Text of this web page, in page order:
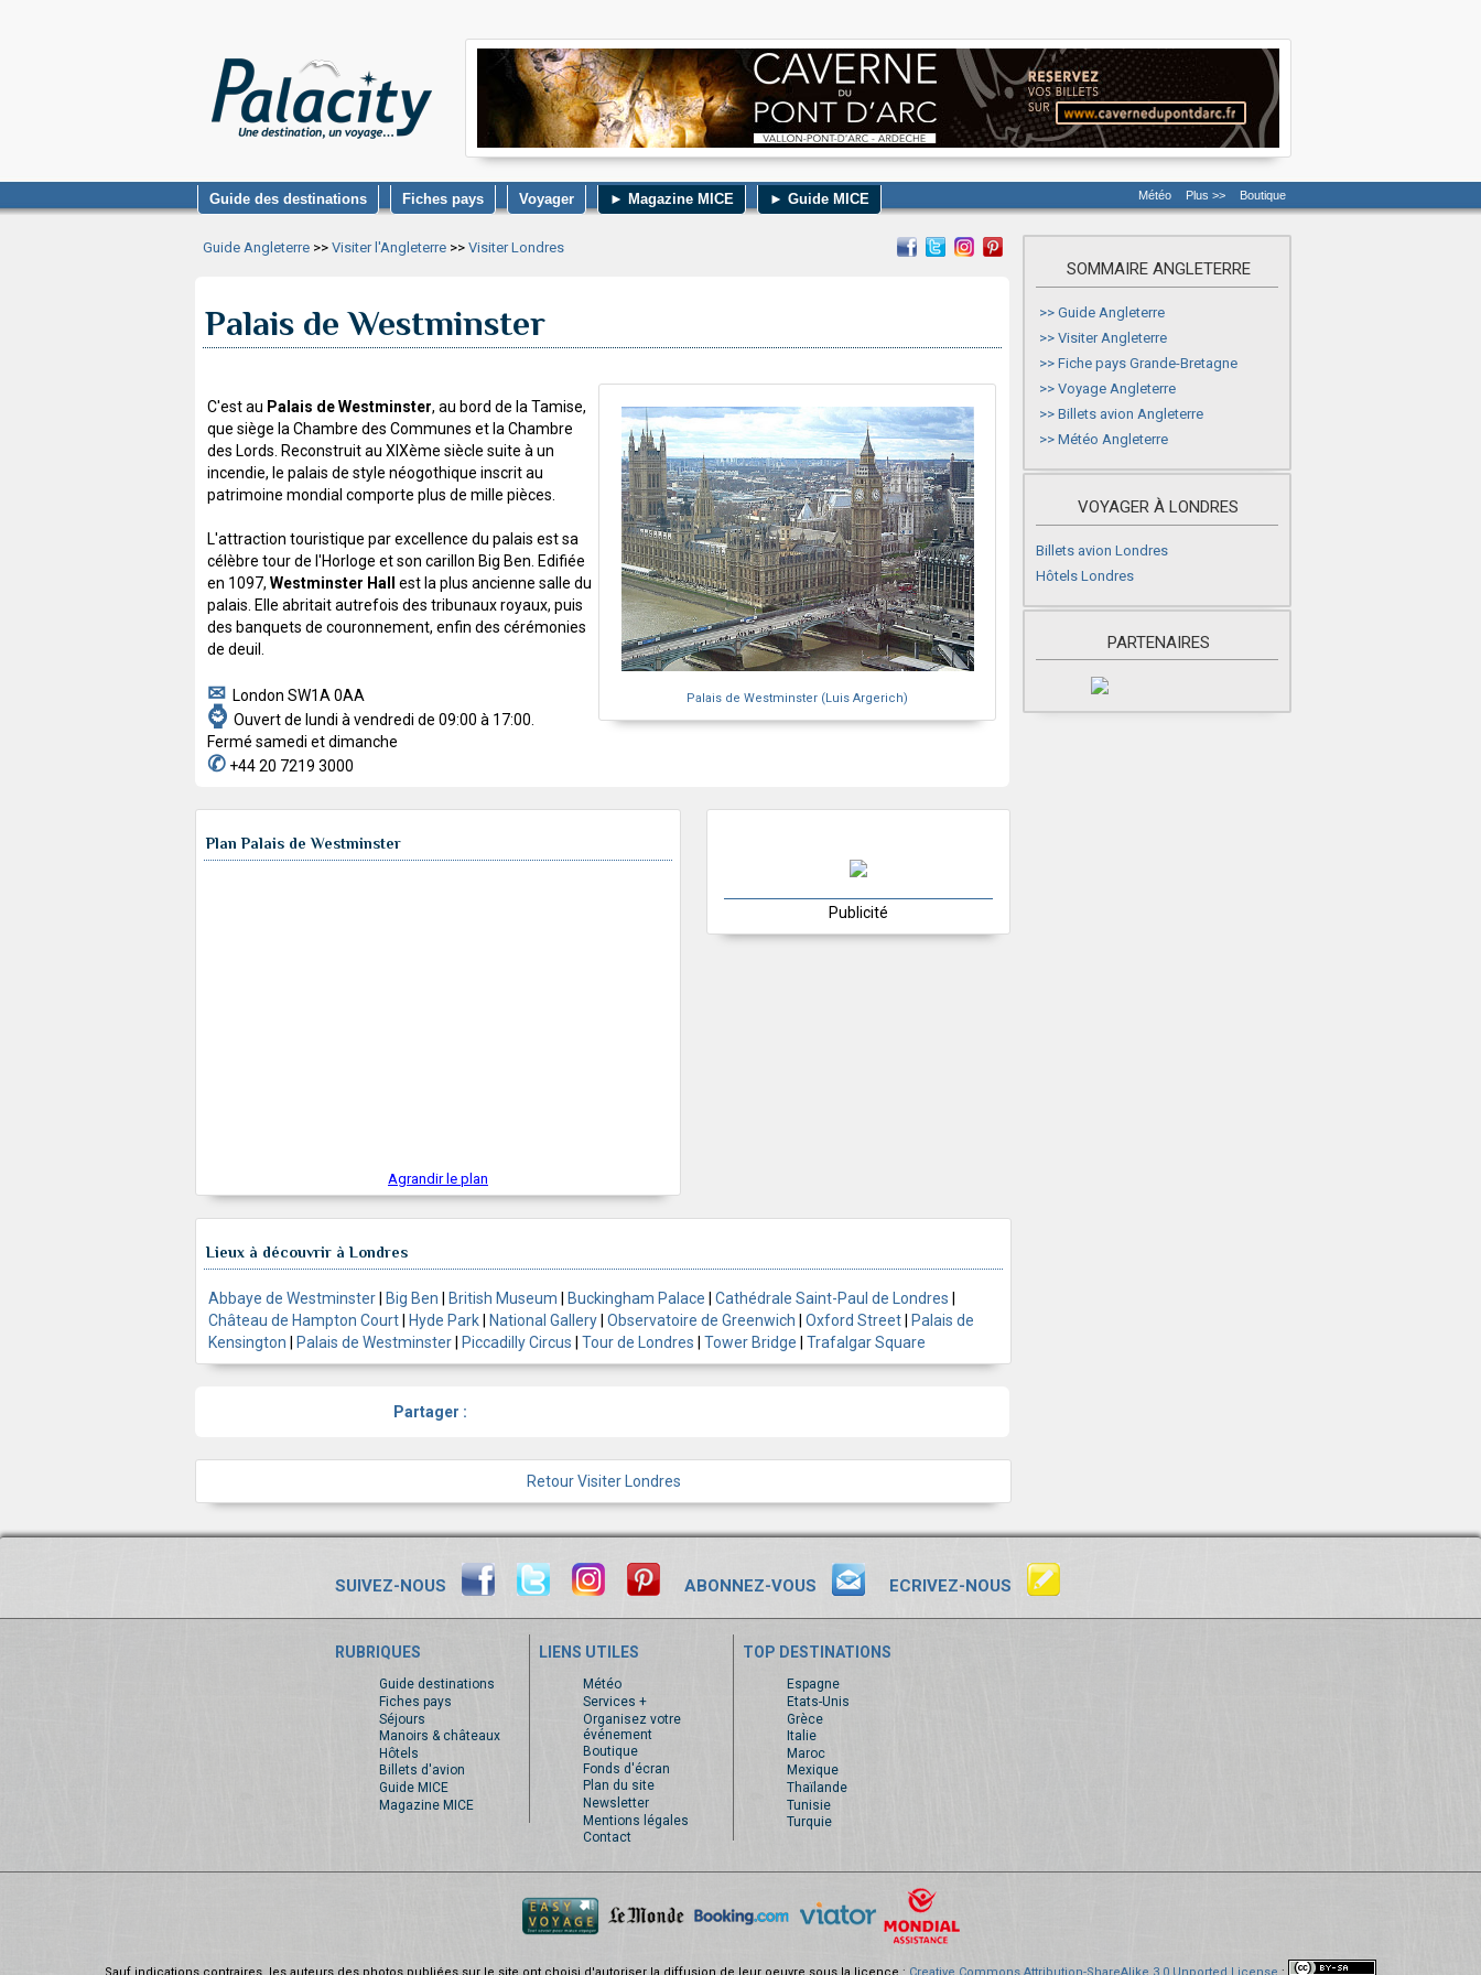
Guide des destinations Fiches pays Voyager ► Magazine MICE ► Guide MICE Météo Plus >> Boutique
Guide Angleterre >> Visiter l'Angleterre >> Visiter Londres
Palais de Westminster
Palais de Westminster (Luis Argerich)
C'est au Palais de Westminster, au bord de la Tamise,
que siège la Chambre des Communes et la Chambre
des Lords. Reconstruit au XIXème siècle suite à un
incendie, le palais de style néogothique inscrit au
patrimoine mondial comporte plus de mille pièces.
L'attraction touristique par excellence du palais est sa
célèbre tour de l'Horloge et son carillon Big Ben. Edifiée
en 1097, Westminster Hall
est la plus ancienne salle du
palais. Elle abritait autrefois des tribunaux royaux, puis
des banquets de couronnement, enfin des cérémonies
de deuil.
✉ London SW1A 0AA
⌚ Ouvert de lundi à vendredi de 09:00 à 17:00.
Fermé samedi et dimanche
✆ +44 20 7219 3000
Plan Palais de Westminster
Agrandir le plan
Publicité
Lieux à découvrir à Londres
Abbaye de Westminster Big Ben British Museum Buckingham Palace Cathédrale Saint-Paul de Londres
Château de Hampton Court
Hyde Park National Gallery Observatoire de Greenwich Oxford Street
Palais de
Kensington
Palais de Westminster Piccadilly Circus Tour de Londres Tower Bridge Trafalgar Square
Partager :
Retour Visiter Londres
SOMMAIRE ANGLETERRE
>> Guide Angleterre
>> Visiter Angleterre
>> Fiche pays Grande-Bretagne
>> Voyage Angleterre
>> Billets avion Angleterre
>> Météo Angleterre
VOYAGER À LONDRES
Billets avion Londres
Hôtels Londres
PARTENAIRES
SUIVEZ-NOUS ABONNEZ-VOUS ECRIVEZ-NOUS
RUBRIQUES
Guide destinations
Fiches pays
Séjours
Manoirs & châteaux
Hôtels
Billets d'avion
Guide MICE
Magazine MICE
LIENS UTILES
Météo
Services +
Organisez votre
événement
Boutique
Fonds d'écran
Plan du site
Newsletter
Mentions légales
Contact
TOP DESTINATIONS
Espagne
Etats-Unis
Grèce
Italie
Maroc
Mexique
Thaïlande
Tunisie
Turquie